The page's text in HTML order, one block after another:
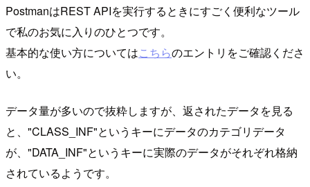
PostmanはREST APIを実行するときにすごく便利なツール
で私のお気に入りのひとつです。
基本的な使い方についてはこちらのエントリをご確認くださ
い。
データ量が多いので抜粋しますが、返されたデータを見る
と、"CLASS_INF"というキーにデータのカテゴリデータ
が、"DATA_INF"というキーに実際のデータがそれぞれ格納
されているようです。